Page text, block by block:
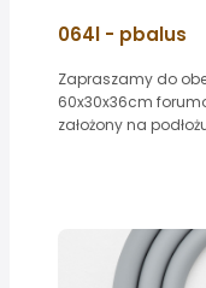
064l - pbalus
Zapraszamy do
60x30x36cm
założony na